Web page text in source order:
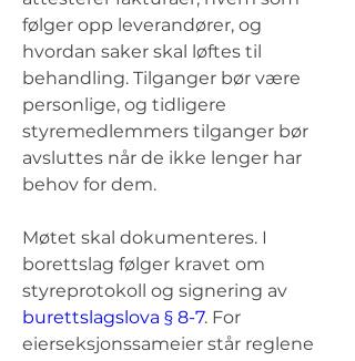
følger opp leverandører, og
hvordan saker skal løftes til
behandling. Tilganger bør være
personlige, og tidligere
styremedlemmers tilganger bør
avsluttes når de ikke lenger har
behov for dem.
Møtet skal dokumenteres. I
borettslag følger kravet om
styreprotokoll og signering av
burettslagslova § 8-7. For
eierseksjonssameier står reglene